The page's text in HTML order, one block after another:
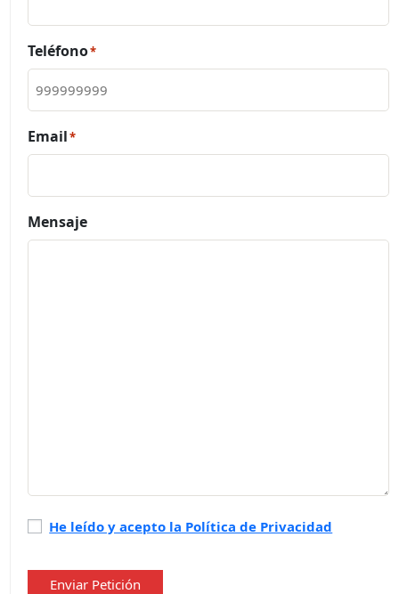
Teléfono*
Email*
Mensaje
Política
privacidad*
He leído y acepto la Política de Privacidad
Enviar Petición